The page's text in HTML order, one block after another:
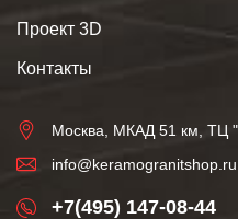
Проект 3D
Контакты
Москва, МКАД 51 км, ТЦ
info@keramogranitshop.ru
+7(495) 147-08-44